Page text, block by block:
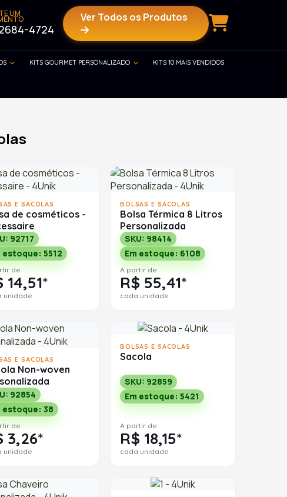
UM
4724
Ver Todos os Produtos
KITS GOURMET PERSONALIZADO KITS 10 MAIS VENDIDOS
E SACOLAS
de cosméticos -
92717
estoque: 5512
de
14,51*
unidade
BOLSAS E SACOLAS
Bolsa Térmica 8 Litros
Personalizada
SKU: 98414
Em estoque: 6108
A partir de
R$ 55,41*
cada unidade
E SACOLAS
Non-woven
92854
estoque: 38
de
3,26*
unidade
BOLSAS E SACOLAS
Sacola
SKU: 92859
Em estoque: 5421
A partir de
R$ 18,15*
cada unidade